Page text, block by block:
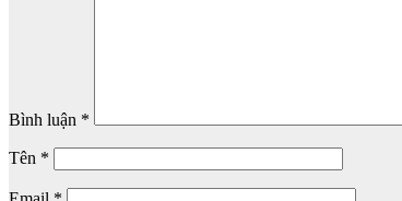
Bình luận *
Tên *